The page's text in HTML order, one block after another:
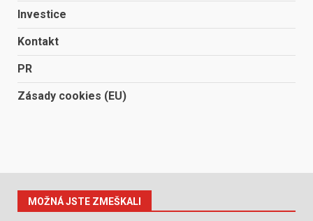
Investice
Kontakt
PR
Zásady cookies (EU)
MOŽNÁ JSTE ZMEŠKALI